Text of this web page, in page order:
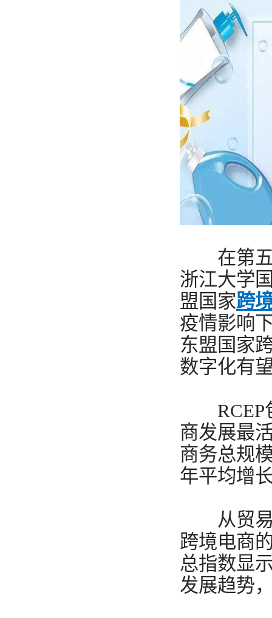
在第五
浙江大学
盟国家跨
疫情影响
东盟国家
数字化有
RCEP包
商发展最
商务总规
年平均增
从贸易
跨境电商
总指数显
发展趋势